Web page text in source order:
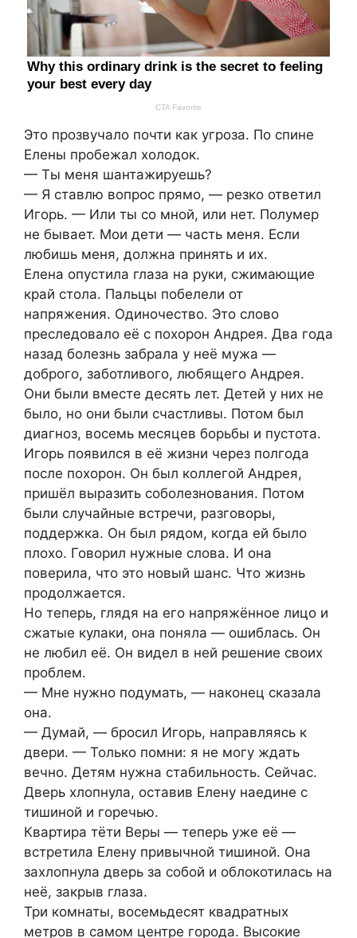
Это прозвучало почти как угроза. По спине
Елены пробежал холодок.
— Ты меня шантажируешь?
— Я ставлю вопрос прямо, — резко ответил
Игорь. — Или ты со мной, или нет. Полумер
не бывает. Мои дети — часть меня. Если
любишь меня, должна принять и их.
Елена опустила глаза на руки, сжимающие
край стола. Пальцы побелели от
напряжения. Одиночество. Это слово
преследовало её с похорон Андрея. Два года
назад болезнь забрала у неё мужа —
доброго, заботливого, любящего Андрея.
Они были вместе десять лет. Детей у них не
было, но они были счастливы. Потом был
диагноз, восемь месяцев борьбы и пустота.
Игорь появился в её жизни через полгода
после похорон. Он был коллегой Андрея,
пришёл выразить соболезнования. Потом
были случайные встречи, разговоры,
поддержка. Он был рядом, когда ей было
плохо. Говорил нужные слова. И она
поверила, что это новый шанс. Что жизнь
продолжается.
Но теперь, глядя на его напряжённое лицо и
сжатые кулаки, она поняла — ошиблась. Он
не любил её. Он видел в ней решение своих
проблем.
— Мне нужно подумать, — наконец сказала
она.
— Думай, — бросил Игорь, направляясь к
двери. — Только помни: я не могу ждать
вечно. Детям нужна стабильность. Сейчас.
Дверь хлопнула, оставив Елену наедине с
тишиной и горечью.
Квартира тёти Веры — теперь уже её —
встретила Елену привычной тишиной. Она
захлопнула дверь за собой и облокотилась на
неё, закрыв глаза.
Три комнаты, восемьдесят квадратных
метров в самом центре города. Высокие